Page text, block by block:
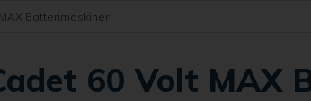
Batterimaskiner
60 Volt MAX